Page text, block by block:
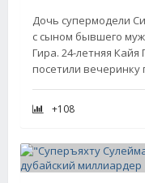
Дочь супермодели
с сыном бывшего
Гира. 24-летняя
посетили вечеринку
+108